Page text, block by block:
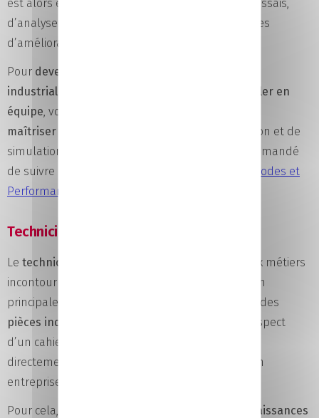
est alors en charge de réaliser des tests et des essais,
d’analyser leurs résultats et de formuler des axes
d’amélioration.
Pour devenir technicien supérieur méthode et
industrialisation
travailler en
équipe, voire en réseau (parfois en anglais) et de
maîtriser les outils informatiques
de modélisation et de
simulation. Pour accéder à ce métier, il est recommandé
de suivre la
formation Technicien Supérieur Méthodes et
Performance Industrielle.
Technicien de bureaux d’études
Le technicien en bureau d’études
appartient aux métiers
incontournables du secteur industriel. Sa mission
principale consiste à
des
pièces industrielles
à partir de plans, dans le respect
d’un cahier des charges technique. Il participe
directement à la compétitivité industrielle de son
entreprise.
Pour cela, il doit pouvoir s’appuyer sur ses
connaissances